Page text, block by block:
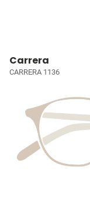
Carrera
CARRERA 1136